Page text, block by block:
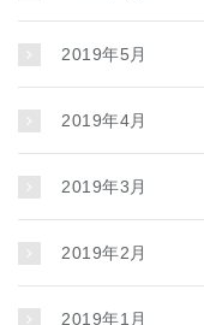
2019年5月
2019年4月
2019年3月
2019年2月
2019年1月